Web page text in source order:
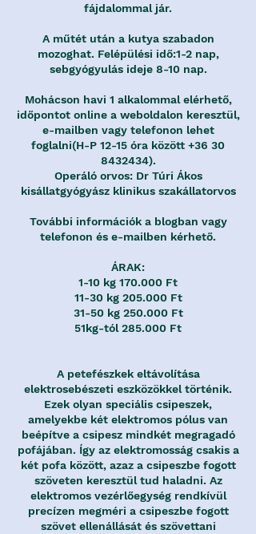
fájdalommal jár.
A műtét után a kutya szabadon
mozoghat. Felépülési idő:1-2 nap,
sebgyógyulás ideje 8-10 nap.
Mohácson havi 1 alkalommal elérhető,
időpontot online a weboldalon keresztül,
e-mailben vagy telefonon lehet
foglalni(H-P 12-15 óra között +36 30
8432434).
Operáló orvos: Dr Túri Ákos
kisállatgyógyász klinikus szakállatorvos
További információk a blogban vagy
telefonon és e-mailben kérhető.
ÁRAK:
1-10 kg 170.000 Ft
11-30 kg 205.000 Ft
31-50 kg 250.000 Ft
51kg-tól 285.000 Ft
A petefészkek eltávolítása
elektrosebészeti eszközökkel történik.
Ezek olyan speciális csipeszek,
amelyekbe két elektromos pólus van
beépítve a csipesz mindkét megragadó
pofájában. Így az elektromosság csakis a
két pofa között, azaz a csipeszbe fogott
szöveten keresztül tud haladni. Az
elektromos vezérlőegység rendkívül
precízen megméri a csipeszbe fogott
szövet ellenállását és szövettani